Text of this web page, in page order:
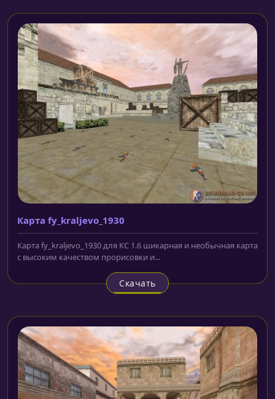
Карта fy_kraljevo_1930
Карта fy_kraljevo_1930 для КС 1.6 шикарная и необычная карта
с высоким качеством прорисовки и...
Скачать